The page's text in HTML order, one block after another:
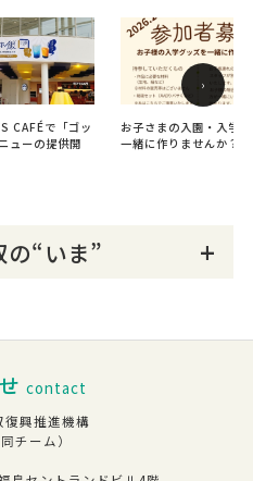
CAFÉで「ゴッ
ューの提供開
お子さまの入園・入学
一緒に作りませんか？
›
の“いま”
contact
復興推進機構
チーム）